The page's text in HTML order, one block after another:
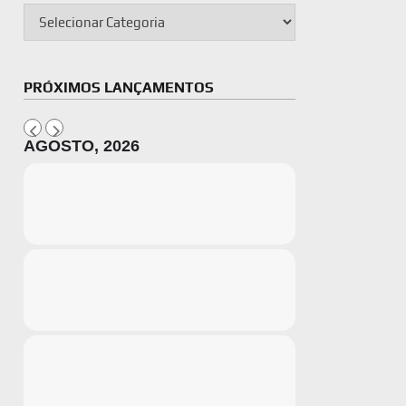
PRÓXIMOS LANÇAMENTOS
AGOSTO, 2026